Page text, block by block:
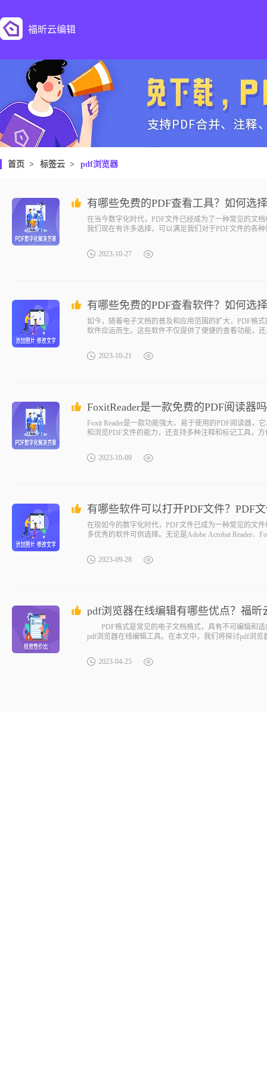
福昕云编辑
首页 > 标签云 > pdf浏览器
有哪些免费的PDF查看工具？如何选
在当今数字化时代，PDF文件已经成为了一种常见的文
我们现在有许多选择，可以满足我们对于PDF文件的各
2023-10-27
有哪些免费的PDF查看软件？如何选
如今，随着电子文档的普及和应用范围的扩大，PDF格
软件应运而生。这些软件不仅提供了便捷的查看功能，
2023-10-21
FoxitReader是一款免费的PDF阅读器
Foxit Reader是一款功能强大、易于使用的PDF阅读器
和浏览PDF文件的能力，还支持多种注释和标记工具，
2023-10-09
有哪些软件可以打开PDF文件？PDF
在现如今的数字化时代，PDF文件已成为一种常见的文
多优秀的软件可供选择。无论是Adobe Acrobat Reader、
2023-09-28
pdf浏览器在线编辑有哪些优点？福
PDF格式是常见的电子文档格式，具有不可编辑和适
pdf浏览器在线编辑工具。在本文中，我们将探讨pdf浏
2023-04-25